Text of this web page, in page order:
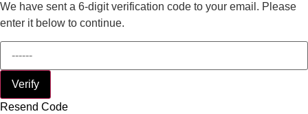
We have sent a 6-digit verification code to your email. Please
enter it below to continue.
Verify
Resend Code